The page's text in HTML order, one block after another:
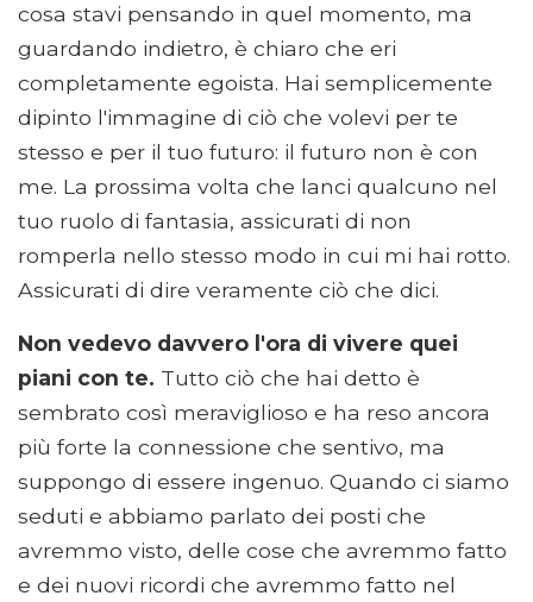
cosa stavi pensando in quel momento, ma
guardando indietro, è chiaro che eri
completamente egoista. Hai semplicemente
dipinto l'immagine di ciò che volevi per te
stesso e per il tuo futuro: il futuro non è con
me. La prossima volta che lanci qualcuno nel
tuo ruolo di fantasia, assicurati di non
romperla nello stesso modo in cui mi hai rotto.
Assicurati di dire veramente ciò che dici.
Non vedevo davvero l'ora di vivere quei
piani con te. Tutto ciò che hai detto è
sembrato così meraviglioso e ha reso ancora
più forte la connessione che sentivo, ma
suppongo di essere ingenuo. Quando ci siamo
seduti e abbiamo parlato dei posti che
avremmo visto, delle cose che avremmo fatto
e dei nuovi ricordi che avremmo fatto nel